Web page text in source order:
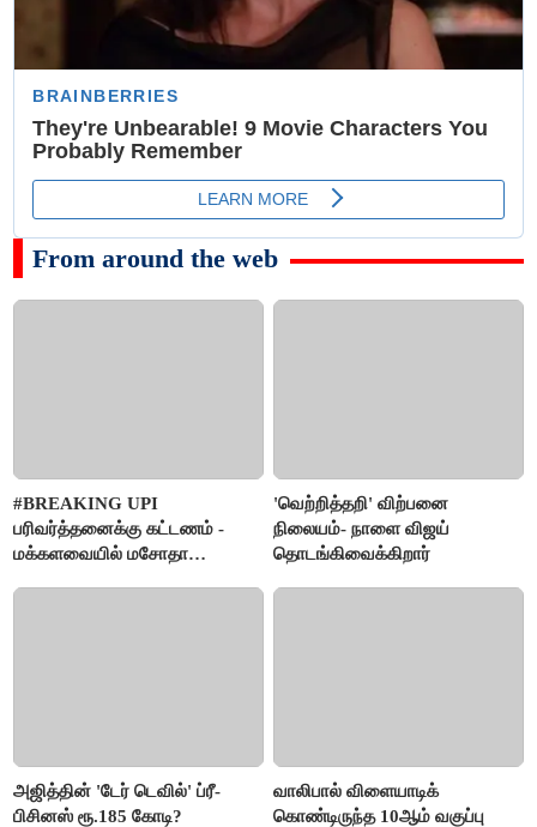
From around the web
#BREAKING UPI
பரிவர்த்தனைக்கு கட்டணம் -
மக்களவையில் மசோதா
'வெற்றித்தறி' விற்பனை
நிலையம்- நாளை விஜய்
தொடங்கிவைக்கிறார்
அஜித்தின் 'டேர் டெவில்' ப்ரீ-
பிசினஸ் ரூ.185 கோடி?
வாலிபால் விளையாடிக்
கொண்டிருந்த 10ஆம் வகுப்பு